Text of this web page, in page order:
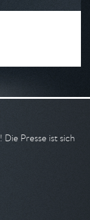
! Die Presse ist sich